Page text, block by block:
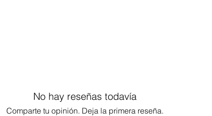
No hay reseñas todavía
Comparte tu opinión. Deja la primera reseña.